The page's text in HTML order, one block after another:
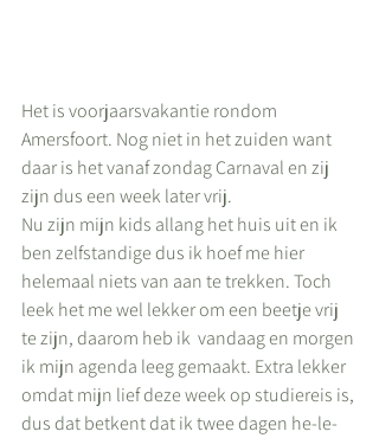
Het is voorjaarsvakantie rondom
Amersfoort. Nog niet in het zuiden want
daar is het vanaf zondag Carnaval en zij
zijn dus een week later vrij.
Nu zijn mijn kids allang het huis uit en ik
ben zelfstandige dus ik hoef me hier
helemaal niets van aan te trekken. Toch
leek het me wel lekker om een beetje vrij
te zijn, daarom heb ik  vandaag en morgen
ik mijn agenda leeg gemaakt. Extra lekker
omdat mijn lief deze week op studiereis is,
dus dat betkent dat ik twee dagen he-le-